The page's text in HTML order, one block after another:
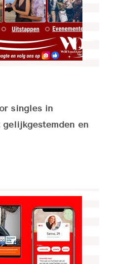
singles in
en